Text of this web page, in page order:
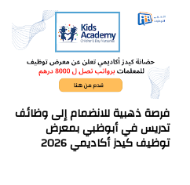
فرصة ذهبية للانضمام إلى وظائف
تدريس في أبوظبي بمعرض
توظيف كيدز أكاديمي 2026